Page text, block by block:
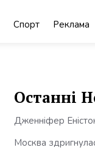
Спорт Реклама
Останні
Дженніфер
Москва